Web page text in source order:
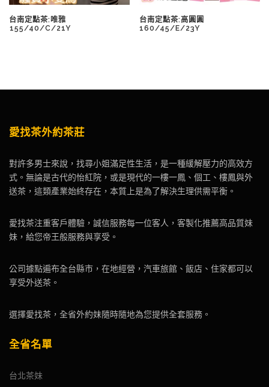
台南定點茶:唯雅
️155/40/C/21Y
台南定點茶:高圓圓
160/45/E/23Y
愛找茶外約茶莊
對許多男士來說，找尋小姐滿足性生活，是一種緩解壓力的高效方
式。無論是古代的怡紅院，或是現代的一樓一鳳、個工、樓鳳與外
送茶，這類產業始終存在，本質上是為了解決生理供需平衡。
愛找茶注重客戶體驗，誠信服務每一位客人，客製化推薦高品質妹
妹，給您帝王般服務與享受。
公司據點遍布全台縣市，在地經營，汽車旅館、飯店、住家都可以
享受外送茶。
選擇愛找茶，全省外約妹隨時隨地為您提供全套服務。
全省名單
台北茶妹